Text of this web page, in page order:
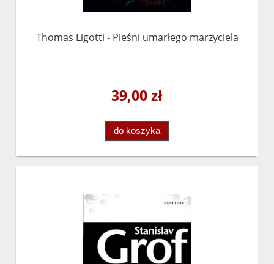
Thomas Ligotti - Pieśni umarłego marzyciela
39,00 zł
do koszyka